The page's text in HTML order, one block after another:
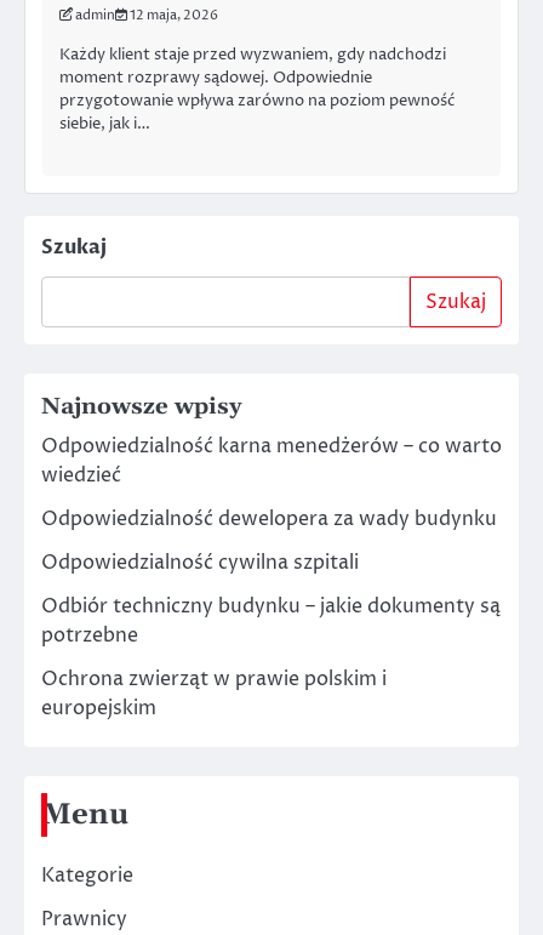
admin 12 maja, 2026
Każdy klient staje przed wyzwaniem, gdy nadchodzi
moment rozprawy sądowej. Odpowiednie
przygotowanie wpływa zarówno na poziom pewność
siebie, jak i…
Szukaj
Szukaj
Najnowsze wpisy
Odpowiedzialność karna menedżerów – co warto
wiedzieć
Odpowiedzialność dewelopera za wady budynku
Odpowiedzialność cywilna szpitali
Odbiór techniczny budynku – jakie dokumenty są
potrzebne
Ochrona zwierząt w prawie polskim i
europejskim
Menu
Kategorie
Prawnicy